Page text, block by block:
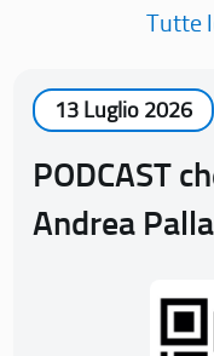
Tutte
13 Luglio 2026
PODCAST
Andrea